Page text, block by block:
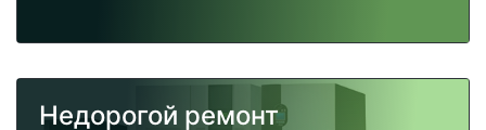
Недорогой ремонт